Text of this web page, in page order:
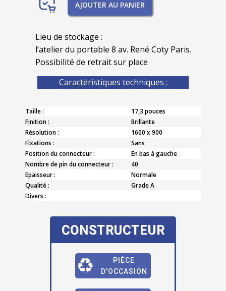
AJOUTER AU PANIER
Lieu de stockage :
l’atelier du portable 8 av. René Coty Paris.
Possibilité de retrait sur place
Caractèristiques techniques :
Taille :
17,3 pouces
Finition :
Brillante
Résolution :
1600 x 900
Fixations :
Sans
Position du connecteur :
En bas à gauche
Nombre de pin du connecteur :
40
Epaisseur :
Normale
Qualité :
Grade A
Divers :
CONSTRUCTEUR
PIÈCE
D'OCCASION